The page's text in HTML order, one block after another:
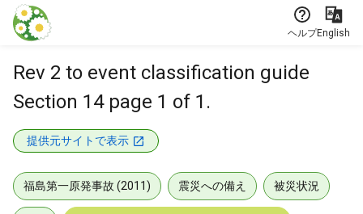
本文に飛ぶ
ヘルプEnglish
Rev 2 to event classification guide
Section 14 page 1 of 1.
提供元サイトで表示
福島第一原発事故 (2011) 震災への備え 被災状況